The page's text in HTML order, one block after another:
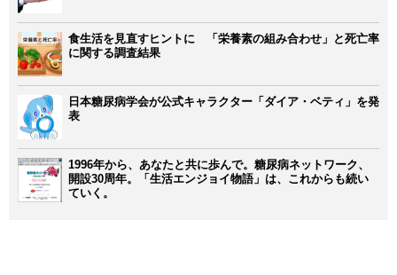
食生活を見直すヒントに 「栄養素の組み合わせ」と死亡率
に関する調査結果
日本糖尿病学会が公式キャラクター「ダイア・ベティ」を発
表
1996年から、あなたと共に歩んで。糖尿病ネットワーク、
開設30周年。「生活エンジョイ物語」は、これからも続い
ていく。